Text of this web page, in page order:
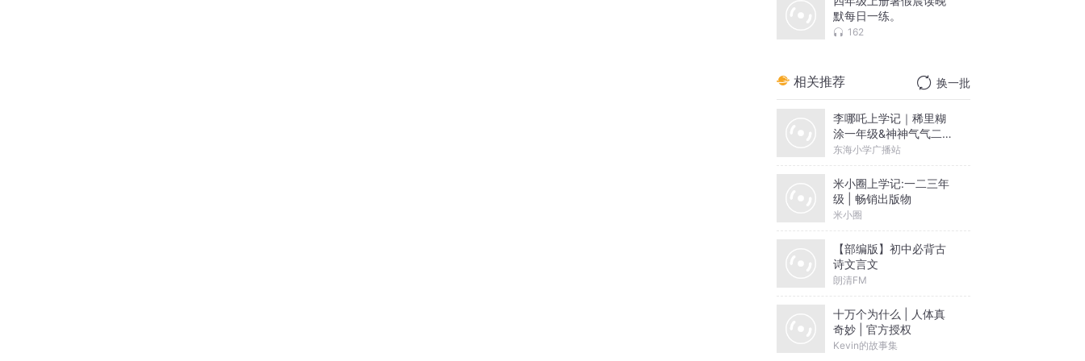
默每日一练。
162
相关推荐 换一批
李哪吒上学记｜稀里糊
涂一年级&神神气气二年
级
东海小学广播站
米小圈上学记:一二三年
级 | 畅销出版物
米小圈
【部编版】初中必背古
诗文言文
朗清FM
十万个为什么 | 人体真
奇妙 | 官方授权
Kevin的故事集